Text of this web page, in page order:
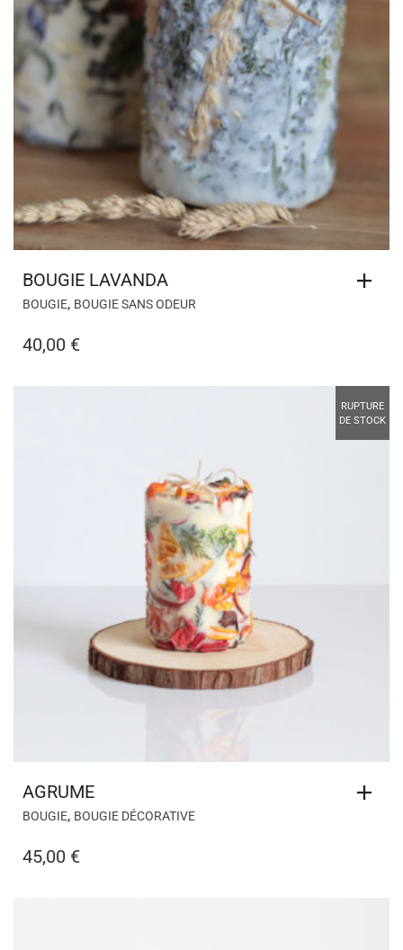
BOUGIE LAVANDA
BOUGIE, BOUGIE SANS ODEUR
40,00 €
RUPTURE
DE STOCK
AGRUME
BOUGIE, BOUGIE DÉCORATIVE
45,00 €